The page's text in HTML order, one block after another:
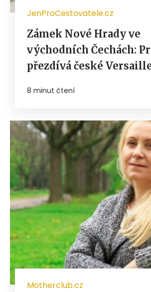
JenProCestovatele.cz
Zámek Nové Hrady ve
východních Čechách:
přezdívá české
8 minut čtení
Motherclub.cz